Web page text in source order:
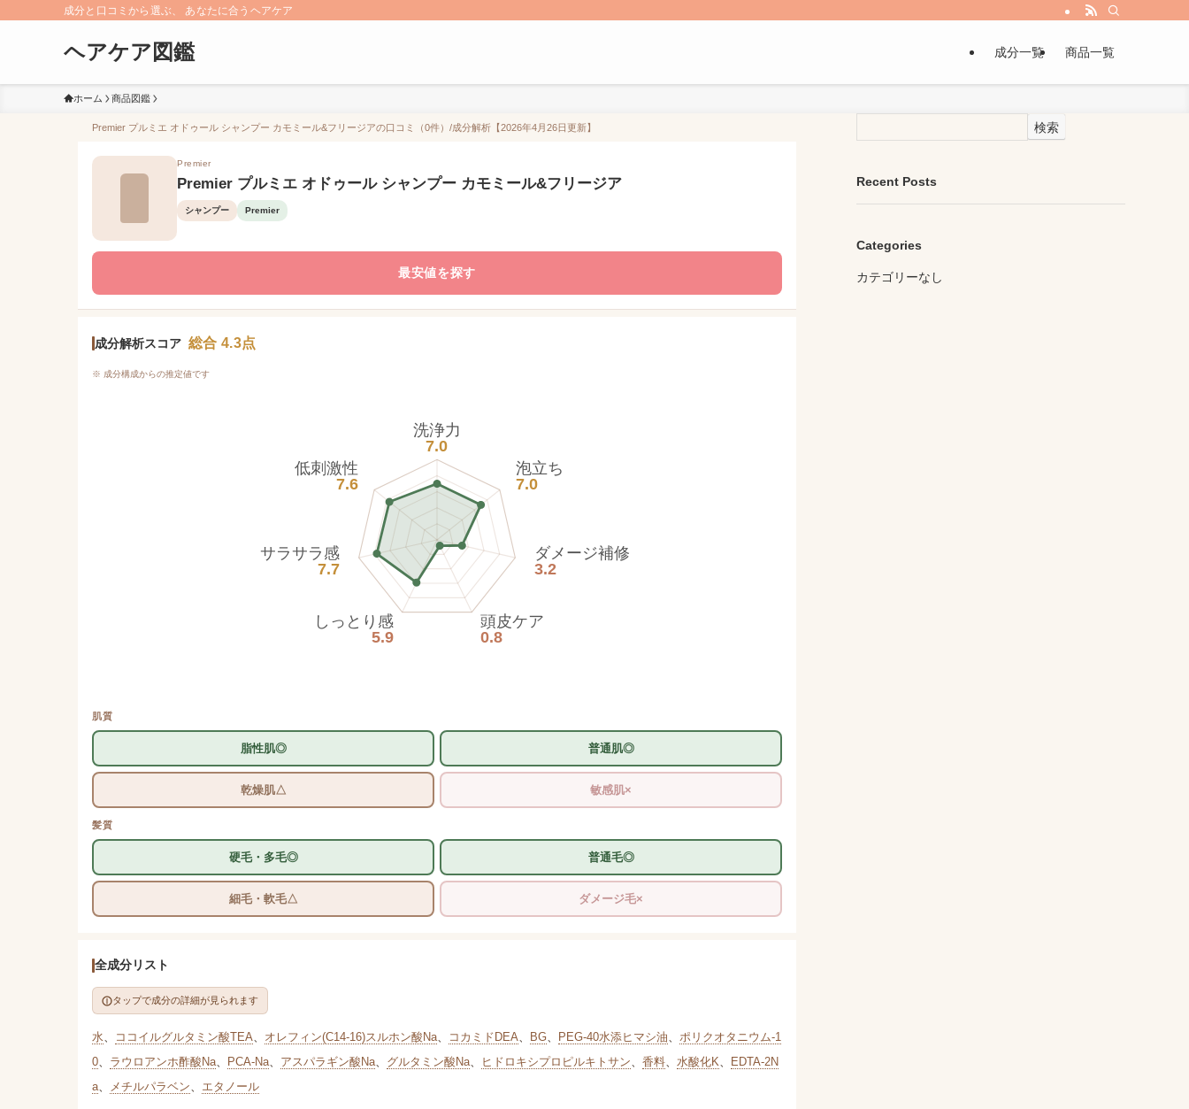
成分と口コミから選ぶ、 あなたに合うヘアケア
ヘアケア図鑑 成分一覧 商品一覧
ホーム 商品図鑑
Premier プルミエ オドゥール シャンプー カモミール&フリージアの口コミ（0件）/成分解析【2026年4月26日更新】
Premier
Premier プルミエ オドゥール シャンプー カモミール&フリージア
シャンプー Premier
最安値を探す
成分解析スコア 総合 4.3点
※ 成分構成からの推定値です
洗浄力
7.0
泡立ち
7.0
ダメージ補修
3.2
頭皮ケア
0.8
しっとり感
5.9
サラサラ感
7.7
低刺激性
7.6
肌質
脂性肌◎ 普通肌◎
乾燥肌△ 敏感肌×
髪質
硬毛・多毛◎ 普通毛◎
細毛・軟毛△ ダメージ毛×
全成分リスト
タップで成分の詳細が見られます
水、 ココイルグルタミン酸TEA、 オレフィン(C14-16)スルホン酸Na、 コカミドDEA、 BG、 PEG-40水添ヒマシ油、 ポリクオタニウム-1
0、 ラウロアンホ酢酸Na、 PCA-Na、 アスパラギン酸Na、 グルタミン酸Na、 ヒドロキシプロピルキトサン、 香料、 水酸化K、
EDTA-2N
a、 メチルパラベン、 エタノール
検索
Recent Posts
Categories
カテゴリーなし